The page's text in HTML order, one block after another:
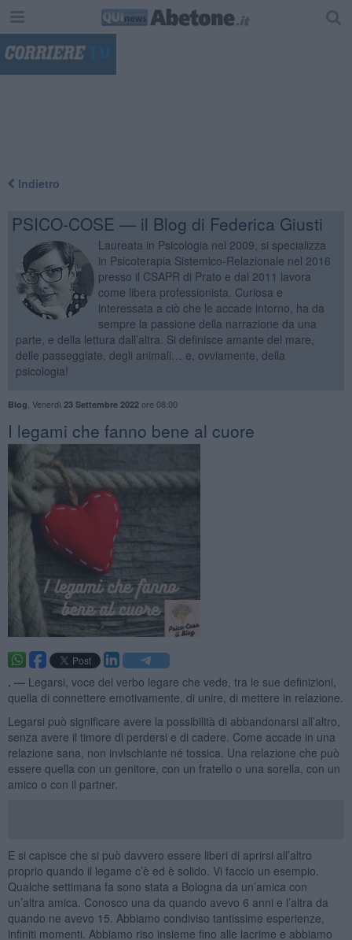
Indietro
PSICO-COSE — il Blog di Federica Giusti
Laureata in Psicologia nel 2009, si specializza
in Psicoterapia Sistemico-Relazionale nel 2016
presso il CSAPR di Prato e dal 2011 lavora
come libera professionista. Curiosa e
interessata a ciò che le accade intorno, ha da
sempre la passione della narrazione da una
parte, e della lettura dall’altra. Si definisce amante del mare,
delle passeggiate, degli animali… e, ovviamente, della
psicologia!
Blog Venerdì 23 Settembre 2022ore 08:00
​I legami che fanno bene al cuore
. — Legarsi, voce del verbo legare che vede, tra le sue definizioni,
quella di connettere emotivamente, di unire, di mettere in relazione.
Legarsi può significare avere la possibilità di abbandonarsi all’altro,
senza avere il timore di perdersi e di cadere. Come accade in una
relazione sana, non invischiante né tossica. Una relazione che può
essere quella con un genitore, con un fratello o una sorella, con un
amico o con il partner.
E si capisce che si può davvero essere liberi di aprirsi all’altro
proprio quando il legame c’è ed è solido. Vi faccio un esempio.
Qualche settimana fa sono stata a Bologna da un’amica con
un’altra amica. Conosco una da quando avevo 6 anni e l’altra da
quando ne avevo 15. Abbiamo condiviso tantissime esperienze,
infiniti momenti. Abbiamo riso insieme fino alle lacrime e abbiamo